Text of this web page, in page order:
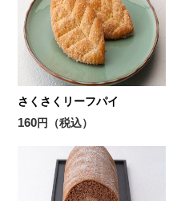
さくさくリーフパイ
160円（税込）